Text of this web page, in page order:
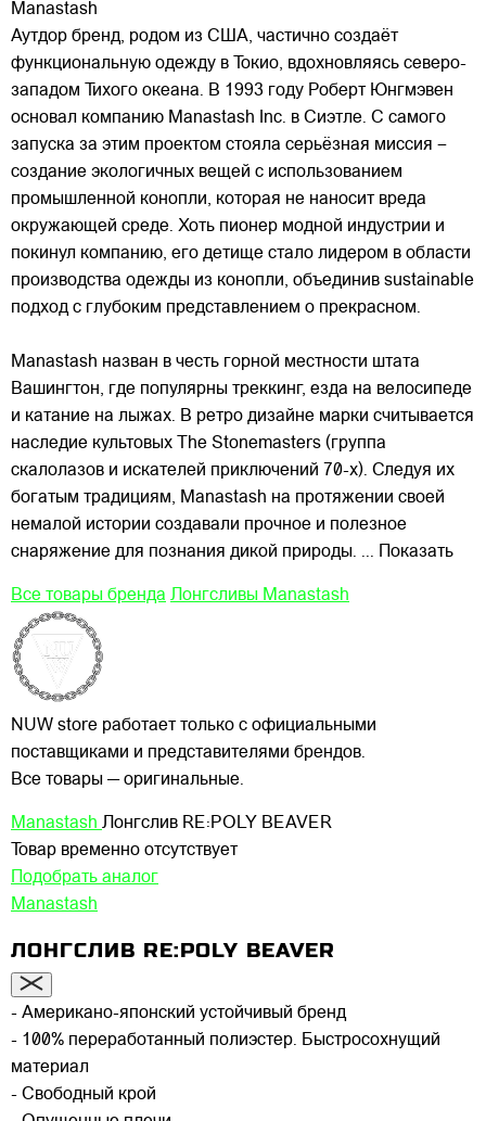
Manastash
Аутдор бренд, родом из США, частично создаёт
функциональную одежду в Токио, вдохновляясь северо-
западом Тихого океана. В 1993 году Роберт Юнгмэвен
основал компанию Manastash Inc. в Сиэтле. С самого
запуска за этим проектом стояла серьёзная миссия –
создание экологичных вещей с использованием
промышленной конопли, которая не наносит вреда
окружающей среде. Хоть пионер модной индустрии и
покинул компанию, его детище стало лидером в области
производства одежды из конопли, объединив sustainable
подход с глубоким представлением о прекрасном.
Manastash назван в честь горной местности штата
Вашингтон, где популярны треккинг, езда на велосипеде
и катание на лыжах. В ретро дизайне марки считывается
наследие культовых The Stonemasters (группа
скалолазов и искателей приключений 70-х). Следуя их
богатым традициям, Manastash на протяжении своей
немалой истории создавали прочное и полезное
снаряжение для познания дикой природы. ... Показать
Все товары бренда Лонгсливы Manastash
NUW store работает только с официальными
поставщиками и представителями брендов.
Все товары — оригинальные.
Manastash Лонгслив RE:POLY BEAVER
Товар временно отсутствует
Подобрать аналог
Manastash
ЛОНГСЛИВ RE:POLY BEAVER
- Американо-японский устойчивый бренд
- 100% переработанный полиэстер. Быстросохнущий
материал
- Свободный крой